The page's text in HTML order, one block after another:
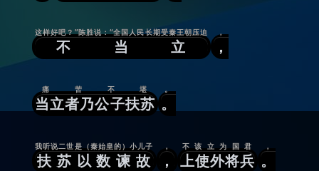
不当立
这样好吧？”陈胜说：“全国人民长期受秦王朝压迫
，
，
当立者乃公子扶苏
痛苦不堪
。
。
扶苏以数谏故
我听说二世是（秦始皇的）小儿子
，
，
上使外将兵
不该立为国君
。
，